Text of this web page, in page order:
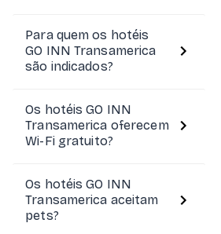
Para quem os hotéis
GO INN Transamerica
são indicados?
Os hotéis GO INN
Transamerica oferecem
Wi-Fi gratuito?
Os hotéis GO INN
Transamerica aceitam
pets?